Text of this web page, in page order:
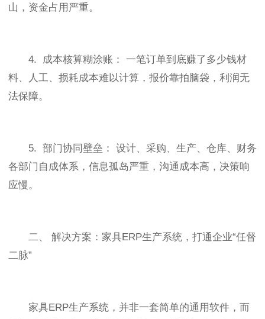
山，资金占用严重。
4. 成本核算糊涂账： 一笔订单到底赚了多少钱材
料、人工、损耗成本难以计算，报价靠拍脑袋，利润无
法保障。
5. 部门协同壁垒： 设计、采购、生产、仓库、财务
各部门自成体系，信息孤岛严重，沟通成本高，决策响
应慢。
二、 解决方案：家具ERP生产系统，打通企业“任督
二脉”
家具ERP生产系统，并非一套简单的通用软件，而